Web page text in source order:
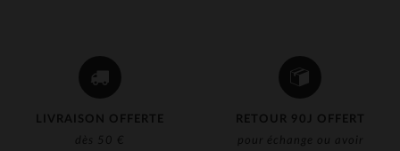
LIVRAISON OFFERTE
dès 50 €
RETOUR 90J OFFERT
pour échange ou avoir